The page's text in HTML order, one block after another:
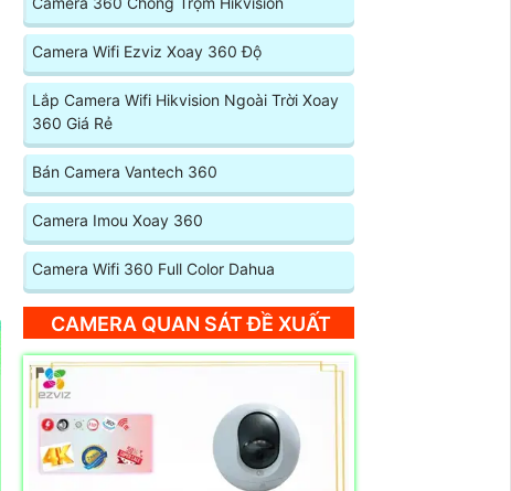
Camera Wifi Ezviz Xoay 360 Độ
Lắp Camera Wifi Hikvision Ngoài Trời Xoay
360 Giá Rẻ
Bán Camera Vantech 360
Camera Imou Xoay 360
Camera Wifi 360 Full Color Dahua
CAMERA QUAN SÁT ĐỀ XUẤT